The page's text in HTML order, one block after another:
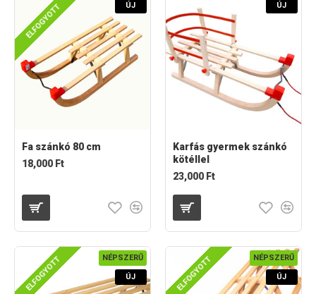
ÚJ
ELFOGYOTT
Fa szánkó 80 cm
18,000 Ft
ÚJ
Karfás gyermek szánkó
kötéllel
23,000 Ft
NÉPSZERŰ
ÚJ
ELFOGYOTT NÉPSZERŰ
ÚJ
ELFOGYOTT